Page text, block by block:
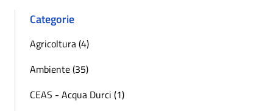
Categorie
Agricoltura (4)
Ambiente (35)
CEAS - Acqua Durci (1)